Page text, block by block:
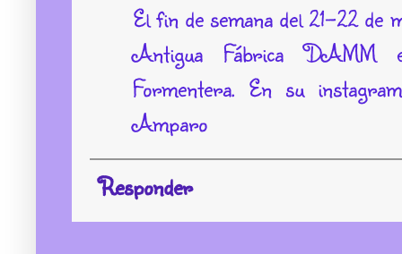
El fin de semana del 21-22 de
Antigua Fábrica DAMM
Formentera. En su
Amparo
Responder